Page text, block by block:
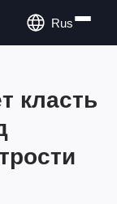
Rus
класть